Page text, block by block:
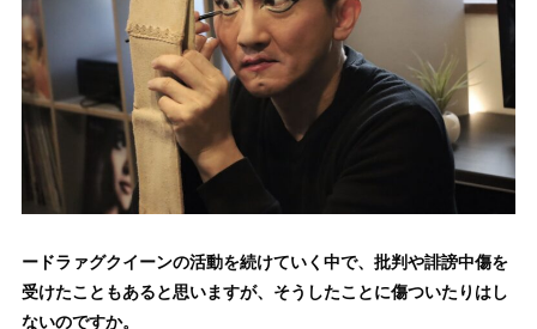
ードラァグクイーンの活動を続けていく中で、批判や誹謗中傷を
受けたこともあると思いますが、そうしたことに傷ついたりはし
ないのですか。